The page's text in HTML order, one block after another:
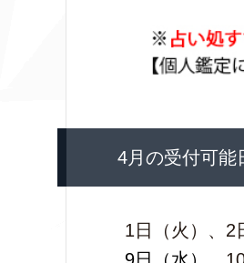
4月の受付可能
1日（火）、2